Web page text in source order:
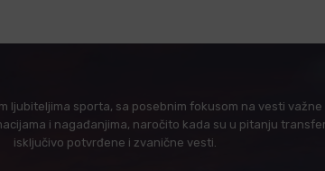
ljubiteljima sporta, sa posebnim fokusom na vesti
i nagađanjima, naročito kada su u pitanju
isključivo potvrđene i zvanične vesti.